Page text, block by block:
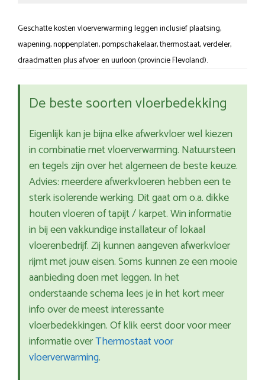
Geschatte kosten vloerverwarming leggen inclusief plaatsing,
wapening, noppenplaten, pompschakelaar, thermostaat, verdeler,
draadmatten plus afvoer en uurloon (provincie Flevoland).
De beste soorten vloerbedekking
Eigenlijk kan je bijna elke afwerkvloer wel kiezen
in combinatie met vloerverwarming. Natuursteen
en tegels zijn over het algemeen de beste keuze.
Advies: meerdere afwerkvloeren hebben een te
sterk isolerende werking. Dit gaat om o.a. dikke
houten vloeren of tapijt / karpet. Win informatie
in bij een vakkundige installateur of lokaal
vloerenbedrijf. Zij kunnen aangeven afwerkvloer
rijmt met jouw eisen. Soms kunnen ze een mooie
aanbieding doen met leggen. In het
onderstaande schema lees je in het kort meer
info over de meest interessante
vloerbedekkingen. Of klik eerst door voor meer
informatie overThermostaat voor
vloerverwarming.